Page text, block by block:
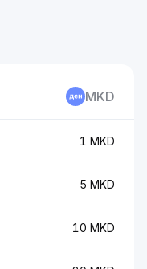
MKD
1 MKD
5 MKD
10 MKD